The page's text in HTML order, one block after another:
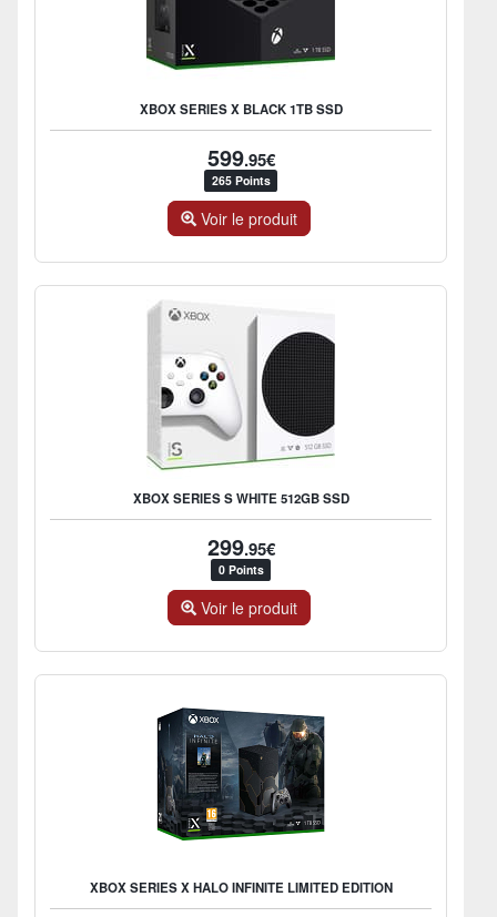
XBOX SERIES X BLACK 1TB SSD
599.95€
265 Points
Voir le produit
XBOX SERIES S WHITE 512GB SSD
299.95€
0 Points
Voir le produit
XBOX SERIES X HALO INFINITE LIMITED EDITION